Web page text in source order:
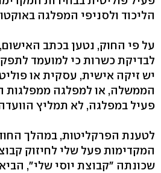
הליכוד ולסניפי המפלגה באוקטובר
על פי החוק, נטען בכתב
לבדיקת כשרות כי למועמד
יש זיקה אישית, עסקית או
הממשלה, או למפלגה ממפלגות
פעיל במפלגה, לא תמליץ
לטענת הפרקליטות, במהלך
המקדימות פעל שלי לחיזוק
שכונתה "קבוצת יוסי שלי",